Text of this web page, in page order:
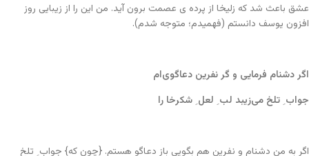
عشق باعث شد که زلیخا از پرده ی عصمت برون آید. من این را از زیبایی روز
افزون یوسف دانستم (فهمیدم؛ متوجه شدم).
اگر دشنام فرمایی و گر نفرین دعاگوی‌ام
جواب ِ تلخ می‌زیبد لب ِ لعل ِ شکرخا را
اگر به من دشنام و نفرین هم بگویی باز دعاگو هستم. {چون که} جواب ِ تلخ